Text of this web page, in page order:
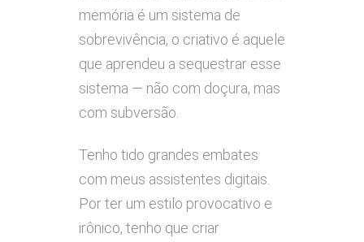
memória é um sistema de
sobrevivência, o criativo é aquele
que aprendeu a sequestrar esse
sistema — não com doçura, mas
com subversão.
Tenho tido grandes embates
com meus assistentes digitais.
Por ter um estilo provocativo e
irônico, tenho que criar